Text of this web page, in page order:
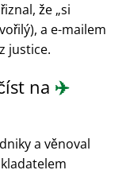
že si
a e-mailem
justice.
na ✈️
a věnoval